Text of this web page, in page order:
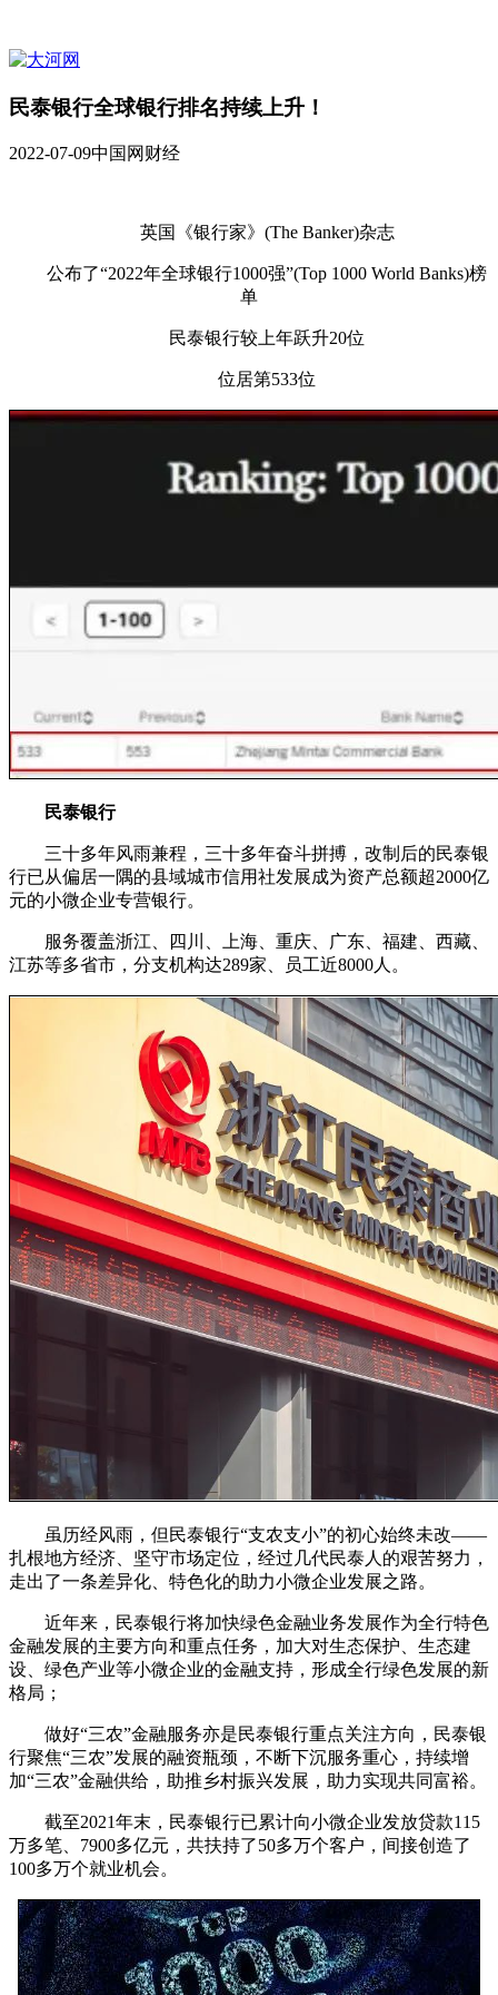
民泰银行全球银行排名持续上升！
2022-07-09中国网财经
英国《银行家》(The Banker)杂志
公布了“2022年全球银行1000强”(Top 1000 World Banks)榜
单
民泰银行较上年跃升20位
位居第533位
民泰银行
三十多年风雨兼程，三十多年奋斗拼搏，改制后的民泰银
行已从偏居一隅的县域城市信用社发展成为资产总额超2000亿
元的小微企业专营银行。
服务覆盖浙江、四川、上海、重庆、广东、福建、西藏、
江苏等多省市，分支机构达289家、员工近8000人。
虽历经风雨，但民泰银行“支农支小”的初心始终未改——
扎根地方经济、坚守市场定位，经过几代民泰人的艰苦努力，
走出了一条差异化、特色化的助力小微企业发展之路。
近年来，民泰银行将加快绿色金融业务发展作为全行特色
金融发展的主要方向和重点任务，加大对生态保护、生态建
设、绿色产业等小微企业的金融支持，形成全行绿色发展的新
格局；
做好“三农”金融服务亦是民泰银行重点关注方向，民泰银
行聚焦“三农”发展的融资瓶颈，不断下沉服务重心，持续增
加“三农”金融供给，助推乡村振兴发展，助力实现共同富裕。
截至2021年末，民泰银行已累计向小微企业发放贷款115
万多笔、7900多亿元，共扶持了50多万个客户，间接创造了
100多万个就业机会。